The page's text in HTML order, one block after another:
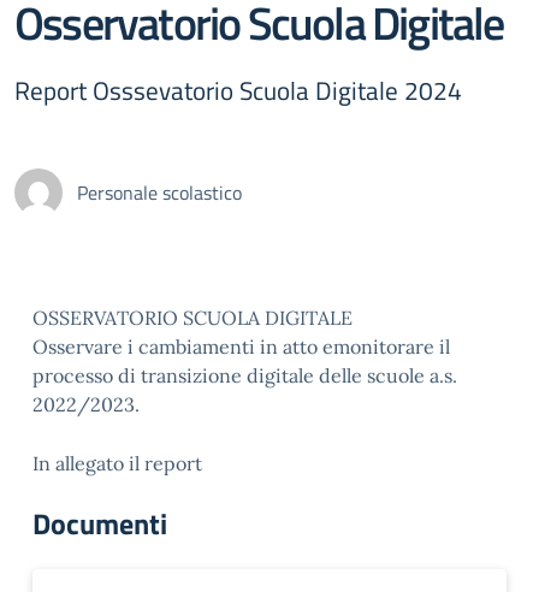
Osservatorio Scuola Digitale
Report Osssevatorio Scuola Digitale 2024
Personale scolastico
OSSERVATORIO SCUOLA DIGITALE
Osservare i cambiamenti in atto emonitorare il
processo di transizione digitale delle scuole a.s.
2022/2023.
In allegato il report
Documenti